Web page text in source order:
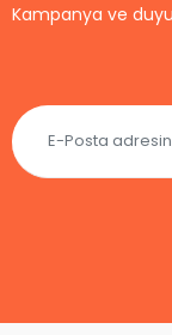
Kampanya ve